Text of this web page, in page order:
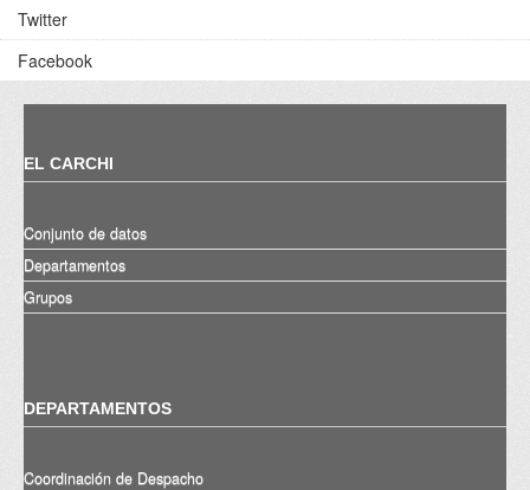
Twitter
Facebook
EL CARCHI
Conjunto de datos
Departamentos
Grupos
DEPARTAMENTOS
Coordinación de Despacho